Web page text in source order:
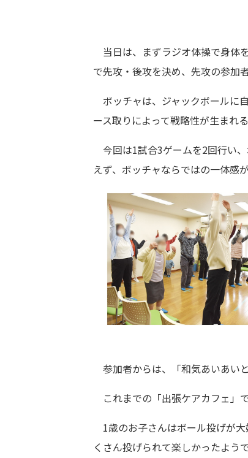
当日は、まずラジオ体操で身体
で先攻・後攻を決め、先攻の参加
ボッチャは、ジャックボールに
ース取りによって戦略性が生まれ
今回は1試合3ゲームを2回行い
えず、ボッチャならではの一体感
参加者からは、「和気あいあい
これまでの「出張ケアカフェ」
1歳のお子さんはボール投げが
くさん投げられて楽しかったよう